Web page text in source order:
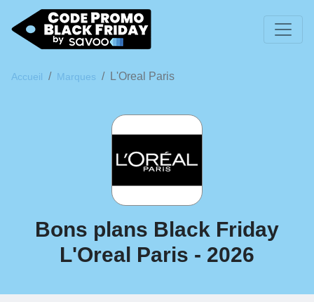
Accueil Marques L'Oreal Paris
Bons plans Black Friday
L'Oreal Paris - 2026